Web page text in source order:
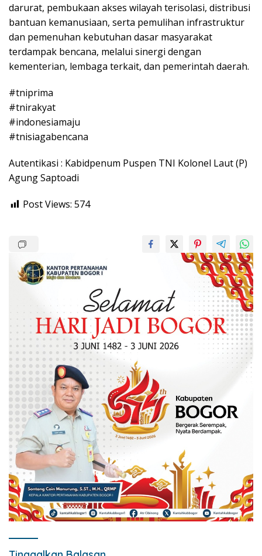
darurat, pembukaan akses wilayah terisolasi, distribusi
bantuan kemanusiaan, serta pemulihan infrastruktur
dan pemenuhan kebutuhan dasar masyarakat
terdampak bencana, melalui sinergi dengan
kementerian, lembaga terkait, dan pemerintah daerah.
#tniprima
#tnirakyat
#indonesiamaju
#tnisiagabencana
Autentikasi : Kabidpenum Puspen TNI Kolonel Laut (P)
Agung Saptoadi
Post Views: 574